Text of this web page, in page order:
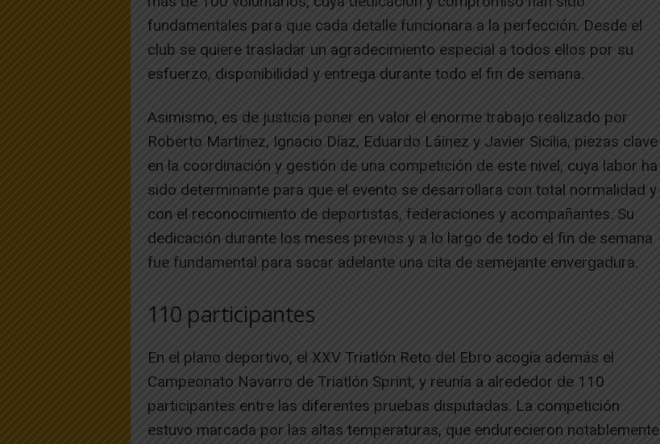
fundamentales para que cada detalle funcionara a la perfección. Desde el
club se quiere trasladar un agradecimiento especial a todos ellos por su
esfuerzo, disponibilidad y entrega durante todo el fin de semana.
Asimismo, es de justicia poner en valor el enorme trabajo realizado por
Roberto Martínez, Ignacio Díaz, Eduardo Láinez y Javier Sicilia, piezas clave
en la coordinación y gestión de una competición de este nivel, cuya labor ha
sido determinante para que el evento se desarrollara con total normalidad y
con el reconocimiento de deportistas, federaciones y acompañantes. Su
dedicación durante los meses previos y a lo largo de todo el fin de semana
fue fundamental para sacar adelante una cita de semejante envergadura.
110 participantes
En el plano deportivo, el XXV Triatlón Reto del Ebro acogía además el
Campeonato Navarro de Triatlón Sprint, y reunía a alrededor de 110
participantes entre las diferentes pruebas disputadas. La competición
estuvo marcada por las altas temperaturas, que endurecieron notablemente